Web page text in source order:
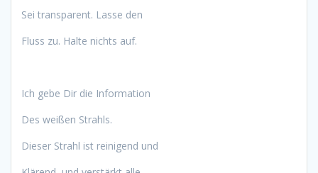
Sei transparent. Lasse den
Fluss zu. Halte nichts auf.
Ich gebe Dir die Information
Des weißen Strahls.
Dieser Strahl ist reinigend und